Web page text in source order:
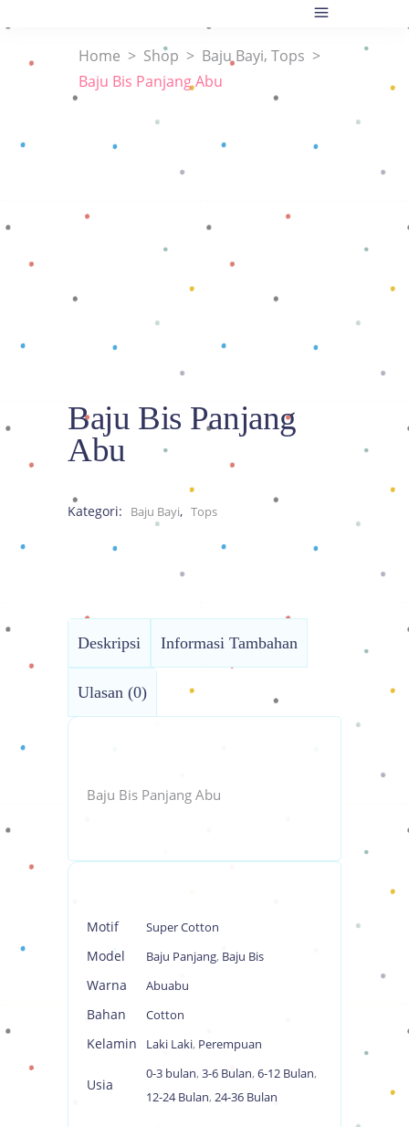
Home > Shop > Baju Bayi, Tops >
Baju Bis Panjang Abu
Baju Bis Panjang
Abu
Kategori: Baju Bayi, Tops
Deskripsi Informasi Tambahan
Ulasan (0)
Baju Bis Panjang Abu
Motif Super Cotton
Model Baju Panjang, Baju Bis
Warna Abuabu
Bahan Cotton
Kelamin Laki Laki, Perempuan
Usia
0-3 bulan, 3-6 Bulan, 6-12 Bulan,
12-24 Bulan, 24-36 Bulan